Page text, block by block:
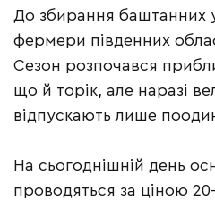
До збирання баштанних
фермери південних
Сезон розпочався
що й торік, але наразі
відпускають лише
На сьогоднішній день
проводяться за ціною